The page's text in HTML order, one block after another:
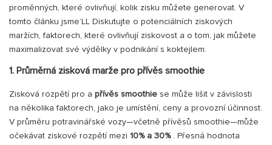
proměnných, které ovlivňují, kolik zisku můžete generovat. V
tomto článku jsme’LL Diskutujte o potenciálních ziskových
maržích, faktorech, které ovlivňují ziskovost a o tom, jak můžete
maximalizovat své výdělky v podnikání s koktejlem.
1. Průměrná zisková marže pro přívěs smoothie
Zisková rozpětí pro a přívěs smoothie se může lišit v závislosti
na několika faktorech, jako je umístění, ceny a provozní účinnost.
V průměru potravinářské vozy—včetně přívěsů smoothie—může
očekávat ziskové rozpětí mezi 10% a 30% . Přesná hodnota